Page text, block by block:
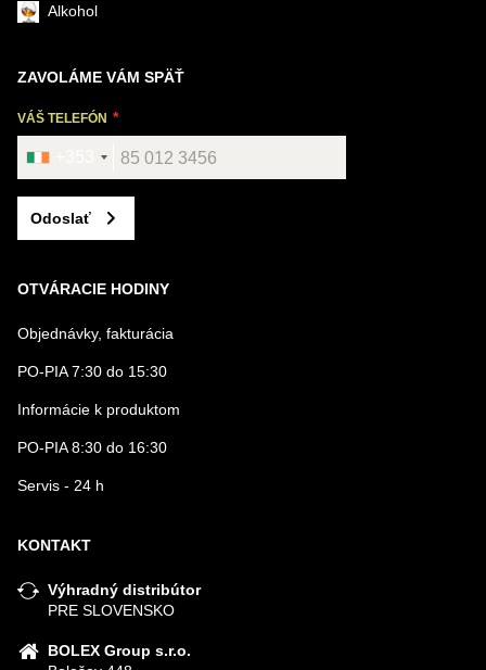
Alkohol
ZAVOLÁME VÁM SPÄŤ
VÁŠ TELEFÓN
Odoslať
OTVÁRACIE HODINY
Objednávky, fakturácia
PO-PIA 7:30 do 15:30
Informácie k produktom
PO-PIA 8:30 do 16:30
Servis - 24 h
KONTAKT
Výhradný distribútor
PRE SLOVENSKO
BOLEX Group s.r.o.